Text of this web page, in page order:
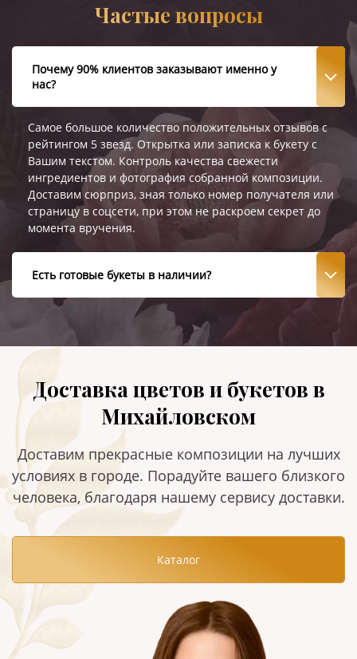
Частые вопросы
Почему 90% клиентов заказывают именно у
нас?
Самое большое количество положительных отзывов с
рейтингом 5 звезд. Открытка или записка к букету с
Вашим текстом. Контроль качества свежести
ингредиентов и фотография собранной композиции.
Доставим сюрприз, зная только номер получателя или
страницу в соцсети, при этом не раскроем секрет до
момента вручения.
Есть готовые букеты в наличии?
Доставка цветов и букетов в
Михайловском
Доставим прекрасные композиции на лучших
условиях в городе. Порадуйте вашего близкого
человека, благодаря нашему сервису доставки.
Каталог